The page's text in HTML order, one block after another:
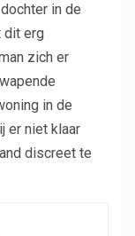
in de
dit erg
zich er
in de
er niet klaar
discreet te